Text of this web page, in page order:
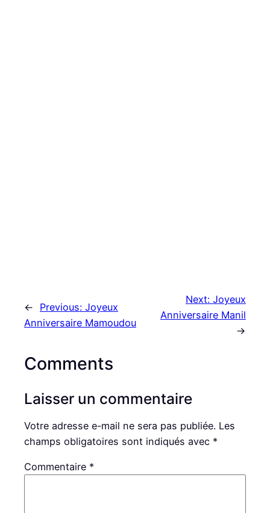
← Previous: Joyeux
Anniversaire Mamoudou
Next: Joyeux
Anniversaire Manil
→
Comments
Laisser un commentaire
Votre adresse e-mail ne sera pas publiée. Les
champs obligatoires sont indiqués avec *
Commentaire *